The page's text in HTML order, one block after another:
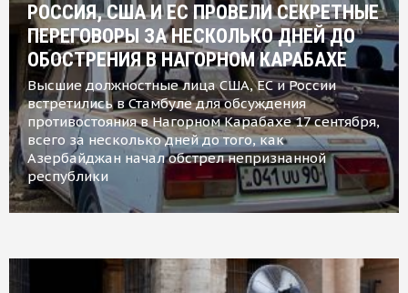
РОССИЯ, США И ЕС ПРОВЕЛИ СЕКРЕТНЫЕ
ПЕРЕГОВОРЫ ЗА НЕСКОЛЬКО ДНЕЙ ДО
ОБОСТРЕНИЯ В НАГОРНОМ КАРАБАХЕ
Высшие должностные лица США, ЕС и России
встретились в Стамбуле для обсуждения
противостояния в Нагорном Карабахе 17 сентября,
всего за несколько дней до того, как
Азербайджан начал обстрел непризнанной
республики